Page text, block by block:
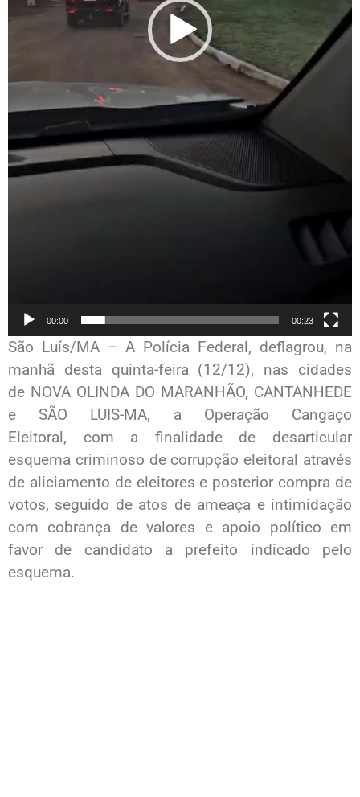
00:00 00:23
São Luís/MA – A Polícia Federal, deflagrou, na
manhã desta quinta-feira (12/12), nas cidades
de NOVA OLINDA DO MARANHÃO, CANTANHEDE
e SÃO LUIS-MA, a Operação Cangaço
Eleitoral, com a finalidade de desarticular
esquema criminoso de corrupção eleitoral através
de aliciamento de eleitores e posterior compra de
votos, seguido de atos de ameaça e intimidação
com cobrança de valores e apoio político em
favor de candidato a prefeito indicado pelo
esquema.